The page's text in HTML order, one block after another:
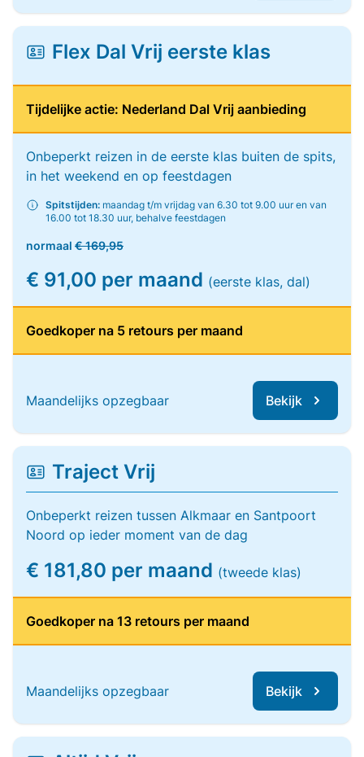
Flex Dal Vrij eerste klas
Tijdelijke actie: Nederland Dal Vrij aanbieding
Onbeperkt reizen in de eerste klas buiten de spits,
in het weekend en op feestdagen
Spitstijden: maandag t/m vrijdag van 6.30 tot 9.00 uur en van
16.00 tot 18.30 uur, behalve feestdagen
normaal € 169,95
€ 91,00 per maand (eerste klas, dal)
Goedkoper na 5 retours per maand
Maandelijks opzegbaar Bekijk
Traject Vrij
Onbeperkt reizen tussen Alkmaar en Santpoort
Noord op ieder moment van de dag
€ 181,80 per maand (tweede klas)
Goedkoper na 13 retours per maand
Maandelijks opzegbaar Bekijk